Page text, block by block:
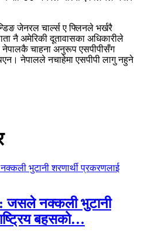
जेनरल चार्ल्स ए फ्लिनले भर्खरै
नै अमेरिकी दूतावासका अधिकारीले
नेपालकै चाहना अनुरूप एसपीपीसँग
नेपालले नचाहेमा एसपीपी लागु नहुने
जसले नक्कली भुटानी
बहसको…